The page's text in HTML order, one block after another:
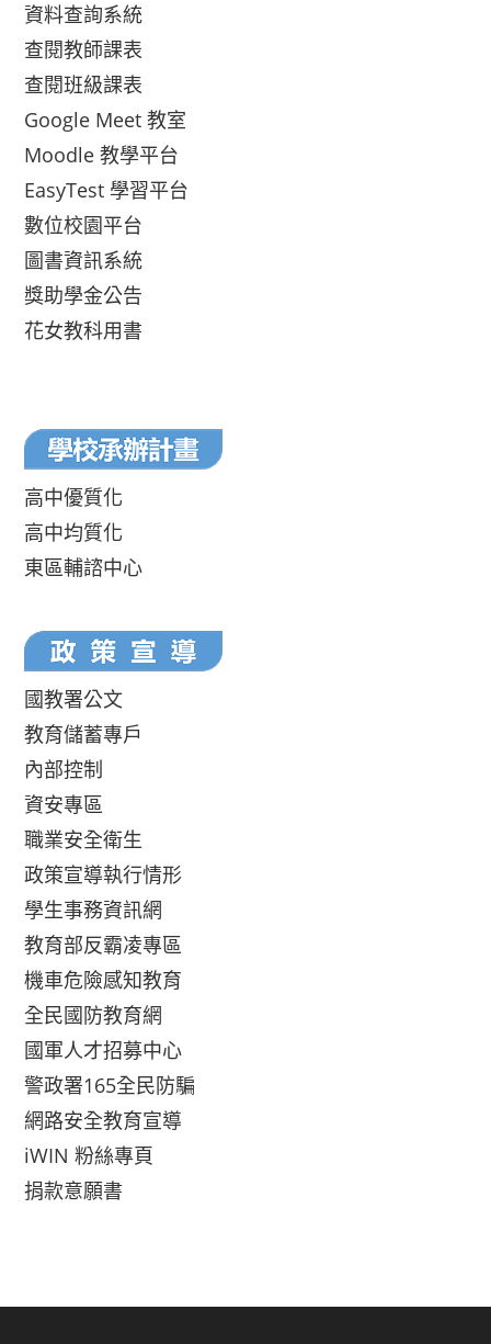
資料查詢系統
查閱教師課表
查閱班級課表
Google Meet 教室
Moodle 教學平台
EasyTest 學習平台
數位校園平台
圖書資訊系統
獎助學金公告
花女教科用書
高中優質化
高中均質化
東區輔諮中心
國教署公文
教育儲蓄專戶
內部控制
資安專區
職業安全衛生
政策宣導執行情形
學生事務資訊網
教育部反霸凌專區
機車危險感知教育
全民國防教育網
國軍人才招募中心
警政署165全民防騙
網路安全教育宣導
iWIN 粉絲專頁
捐款意願書